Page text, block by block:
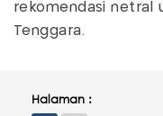
rekomendasi netral
Tenggara.
Halaman :